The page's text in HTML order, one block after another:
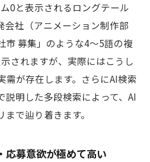
0と表示されるロングテール
会社（アニメーション制作部
市 募集」のような4〜5語の複
されますが、実際にはこうし
需が存在します。さらにAI検索
説明した多段検索によって、AI
で辿り着きます。
応募意欲が極めて高い